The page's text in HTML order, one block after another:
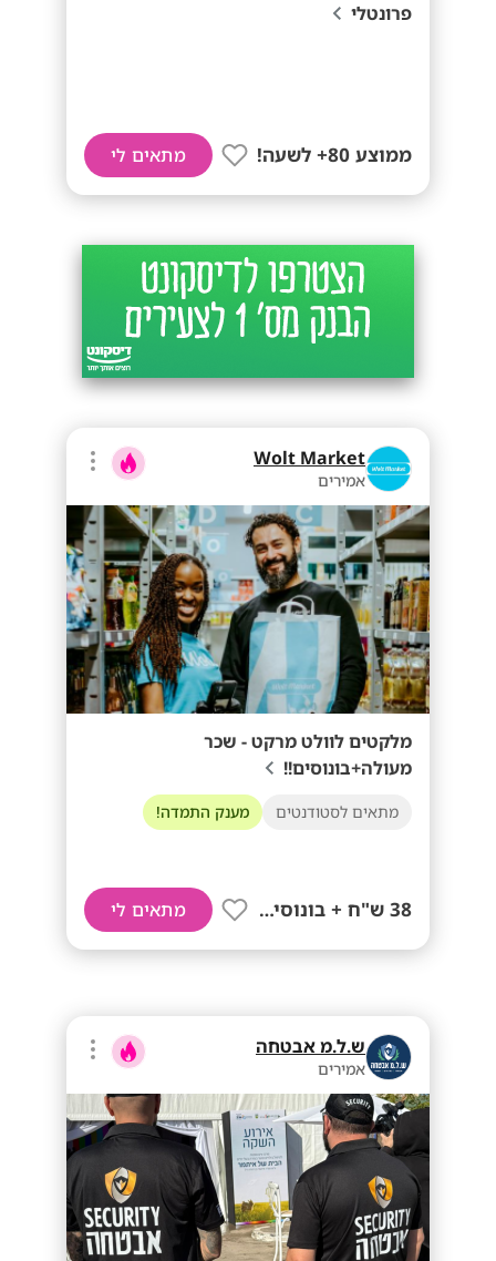
פרונטלי
ממוצע 80+ לשעה! מתאים לי
Wolt Market
אמירים
מלקטים לוולט מרקט - שכר
מעולה+בונוסים!!
מתאים לסטודנטים מענק התמדה!
38 ש"ח + בונוסים!! מתאים לי
ש.ל.מ אבטחה
אמירים